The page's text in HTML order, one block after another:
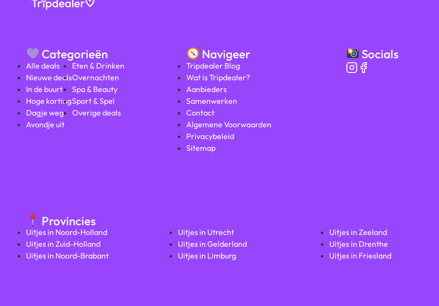
Categorieën
Alle deals
Nieuwe deals
In de buurt
Hoge korting
Dagje weg
Avondje uit
Eten & Drinken
Overnachten
Spa & Beauty
Sport & Spel
Overige deals
Navigeer
Tripdealer Blog
Wat is Tripdealer?
Aanbieders
Samenwerken
Contact
Algemene Voorwaarden
Privacybeleid
Sitemap
Socials
Provincies
Uitjes in Noord-Holland
Uitjes in Zuid-Holland
Uitjes in Noord-Brabant
Uitjes in Utrecht
Uitjes in Gelderland
Uitjes in Limburg
Uitjes in Zeeland
Uitjes in Drenthe
Uitjes in Friesland